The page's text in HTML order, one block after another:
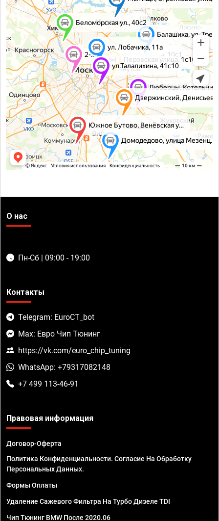
О нас
Пн-Сб | 09:00 - 19:00
Контакты
Telegram: EuroCT_bot
Max: Евро Чип Тюнинг
https://vk.com/euro_chip_tuning
WhatsApp: +79317082148
+7 499 113-46-91
Правовая информация
Договор-Оферта
Политика Конфиденциальности. Согласие На Обработку
Персональных Данных.
Формы Оплаты
Удаление Сажевого Фильтра На Турбо Дизеле TDI
Чип Тюнинг BMW После 2020.06